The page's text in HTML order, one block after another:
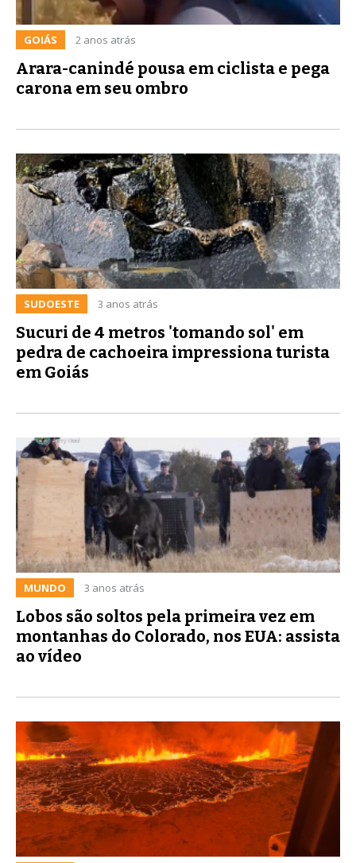
GOIÁS 2 anos atrás
Arara-canindé pousa em ciclista e pega
carona em seu ombro
SUDOESTE 3 anos atrás
Sucuri de 4 metros 'tomando sol' em
pedra de cachoeira impressiona turista
em Goiás
MUNDO 3 anos atrás
Lobos são soltos pela primeira vez em
montanhas do Colorado, nos EUA: assista
ao vídeo